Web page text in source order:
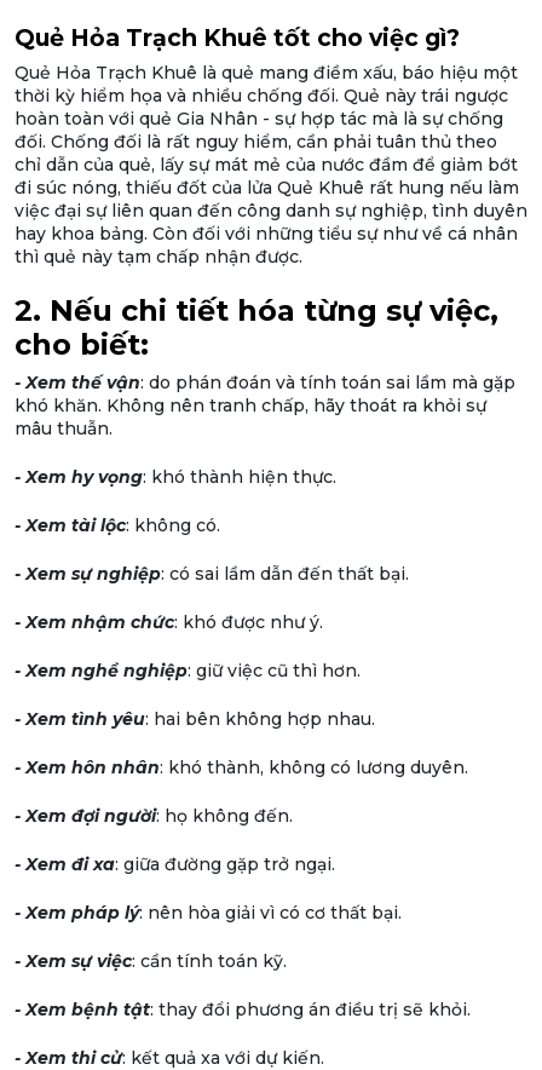
Quẻ Hỏa Trạch Khuê tốt cho việc gì?
Quẻ Hỏa Trạch Khuê là quẻ mang điềm xấu, báo hiệu một
thời kỳ hiểm họa và nhiều chống đối. Quẻ này trái ngược
hoàn toàn với quẻ Gia Nhân - sự hợp tác mà là sự chống
đối. Chống đối là rất nguy hiểm, cần phải tuân thủ theo
chỉ dẫn của quẻ, lấy sự mát mẻ của nước đầm để giảm bớt
đi súc nóng, thiếu đốt của lửa Quẻ Khuê rất hung nếu làm
việc đại sự liên quan đến công danh sự nghiệp, tình duyên
hay khoa bảng. Còn đối với những tiểu sự như về cá nhân
thì quẻ này tạm chấp nhận được.
2. Nếu chi tiết hóa từng sự việc,
cho biết:
- Xem thế vận: do phán đoán và tính toán sai lầm mà gặp
khó khăn. Không nên tranh chấp, hãy thoát ra khỏi sự
mâu thuẫn.
- Xem hy vọng: khó thành hiện thực.
- Xem tài lộc: không có.
- Xem sự nghiệp: có sai lầm dẫn đến thất bại.
- Xem nhậm chức: khó được như ý.
- Xem nghề nghiệp: giữ việc cũ thì hơn.
- Xem tình yêu: hai bên không hợp nhau.
- Xem hôn nhân: khó thành, không có lương duyên.
- Xem đợi người: họ không đến.
- Xem đi xa: giữa đường gặp trở ngại.
- Xem pháp lý: nên hòa giải vì có cơ thất bại.
- Xem sự việc: cần tính toán kỹ.
- Xem bệnh tật: thay đổi phương án điều trị sẽ khỏi.
- Xem thi cử: kết quả xa với dự kiến.